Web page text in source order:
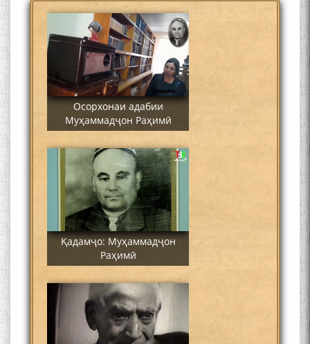
Осорхонаи адабии
Муҳаммадҷон Раҳимӣ
Қадамҷо: Муҳаммадҷон
Раҳимӣ